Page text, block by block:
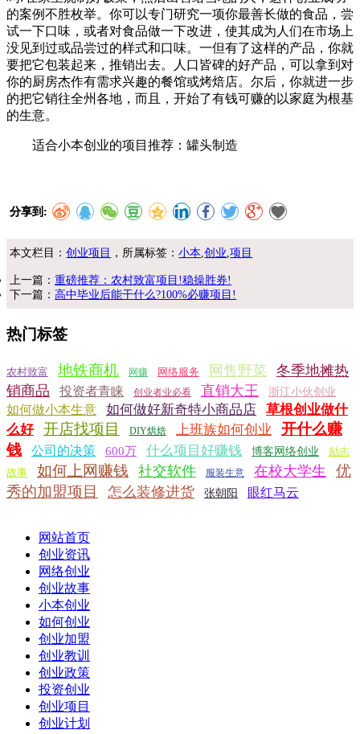
的案例不胜枚举。你可以专门研究一项你最善长做的食品，尝
试一下口味，或者对食品做一下改进，使其成为人们在市场上
没见到过或品尝过的样式和口味。一但有了这样的产品，你就
要把它包装起来，推销出去。人口皆碑的好产品，可以拿到对
你的厨房杰作有需求兴趣的餐馆或烤焙店。尔后，你就进一步
的把它销往全州各地，而且，开始了有钱可赚的以家庭为根基
的生意。
适合小本创业的项目推荐：罐头制造
分享到:
本文栏目：创业项目 ，所属标签：小本 ,创业 ,项目
上一篇：重磅推荐：农村致富项目!稳操胜券!
下一篇：高中毕业后能干什么?100%必赚项目!
热门标签
农村致富 地铁商机 网赚 网络服务 网售野菜
冬季地摊热
销商品
投资者青睐 创业者业必看 直销大王 浙江小伙创业
如何做小本生意 如何做好新奇特小商品店
草根创业做什
么好
开店找项目 DIY烘焙 上班族如何创业
开什么赚
钱
公司的决策 600万 什么项目好赚钱 博客网络创业
励志
故事
如何上网赚钱 社交软件 服装生意 在校大学生
优
秀的加盟项目
怎么装修进货 张朝阳 眼红马云
网站首页
创业资讯
网络创业
创业故事
小本创业
如何创业
创业加盟
创业教训
创业政策
投资创业
创业项目
创业计划